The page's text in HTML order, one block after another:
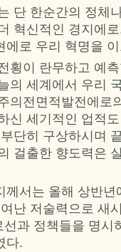
단 한순간의 정체
혁신적인 경지에
에로 우리 혁명을
횡이 란무하고 예
의 세계에서 우리
의전면적발전에로
신 세기적인 업적
단히 구상하시며
걸출한 향도력은
께서는 올해 상반
난 저술력으로 새
과 정책들을 명시
다.